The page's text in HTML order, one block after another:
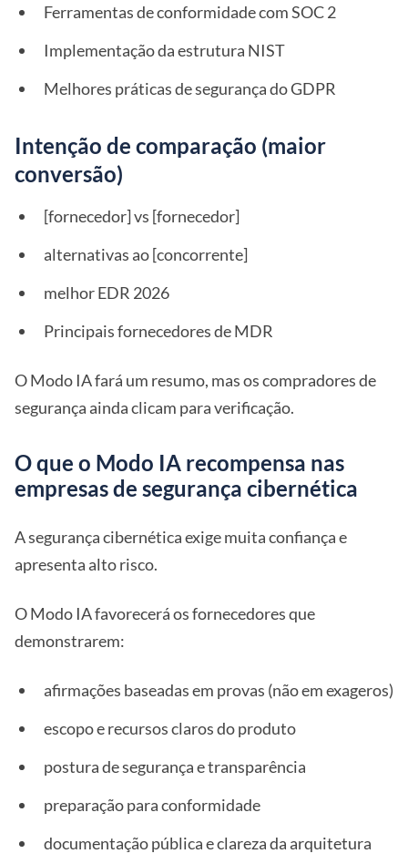
Ferramentas de conformidade com SOC 2
Implementação da estrutura NIST
Melhores práticas de segurança do GDPR
Intenção de comparação (maior
conversão)
[fornecedor] vs [fornecedor]
alternativas ao [concorrente]
melhor EDR 2026
Principais fornecedores de MDR
O Modo IA fará um resumo, mas os compradores de
segurança ainda clicam para verificação.
O que o Modo IA recompensa nas
empresas de segurança cibernética
A segurança cibernética exige muita confiança e
apresenta alto risco.
O Modo IA favorecerá os fornecedores que
demonstrarem:
afirmações baseadas em provas (não em exageros)
escopo e recursos claros do produto
postura de segurança e transparência
preparação para conformidade
documentação pública e clareza da arquitetura